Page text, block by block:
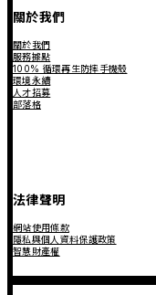
關於我們
關於我們
服務據點
100% 循環再生防摔手機殼
環境永續
人才招募
部落格
法律聲明
網站使用條款
隱私與個人資料保護政策
智慧財產權